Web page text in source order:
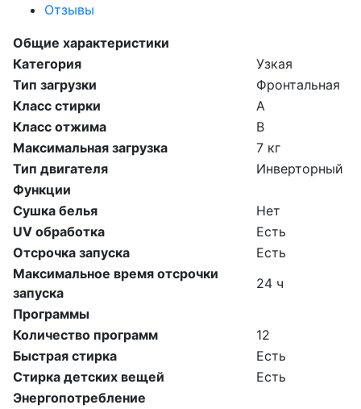
Отзывы
Общие характеристики
Категория
Узкая
Тип загрузки
Фронтальная
Класс стирки
A
Класс отжима
B
Максимальная загрузка
7 кг
Тип двигателя
Инверторный
Функции
Сушка белья
Нет
UV обработка
Есть
Отсрочка запуска
Есть
Максимальное время отсрочки
запуска
24 ч
Программы
Количество программ
12
Быстрая стирка
Есть
Стирка детских вещей
Есть
Энергопотребление